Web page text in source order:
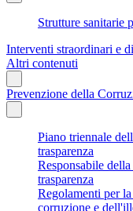
Strutture sanitarie
Interventi straordinari e
Altri contenuti
Prevenzione della
Piano triennale
trasparenza
Responsabile
trasparenza
Regolamenti per
corruzione e